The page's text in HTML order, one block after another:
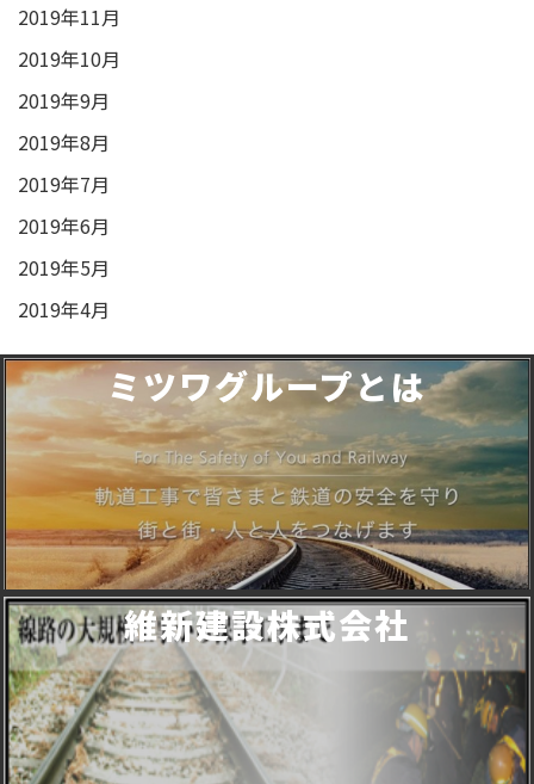
2019年11月
2019年10月
2019年9月
2019年8月
2019年7月
2019年6月
2019年5月
2019年4月
ミツワグループとは
維新建設株式会社